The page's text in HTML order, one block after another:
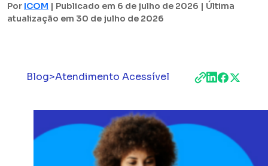
Por ICOM | Publicado em 6 de julho de 2026 | Última
atualização em 30 de julho de 2026
Blog>Atendimento Acessível